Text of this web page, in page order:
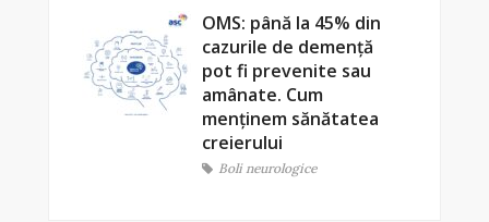
OMS: până la 45% din
cazurile de demență
pot fi prevenite sau
amânate. Cum
menținem sănătatea
creierului
Boli neurologice